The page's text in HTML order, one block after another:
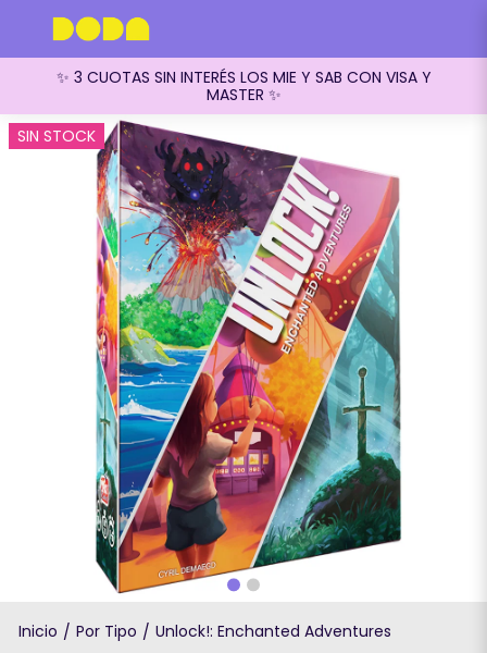
✨ 3 CUOTAS SIN INTERÉS LOS MIE Y SAB CON VISA Y
MASTER ✨
SIN STOCK
Inicio / Por Tipo / Unlock!: Enchanted Adventures